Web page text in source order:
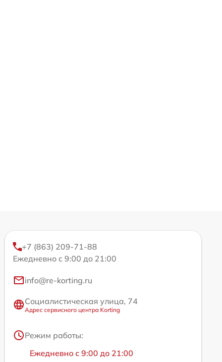
+7 (863) 209-71-88
Ежедневно с 9:00 до 21:00
info@re-korting.ru
Социалистическая улица, 74
Адрес сервисного центра Korting
Режим работы:
Ежедневно с 9:00 до 21:00